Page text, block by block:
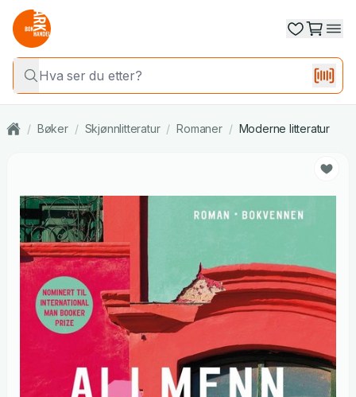
/ Bøker / Skjønnlitteratur / Romaner / Moderne litteratur